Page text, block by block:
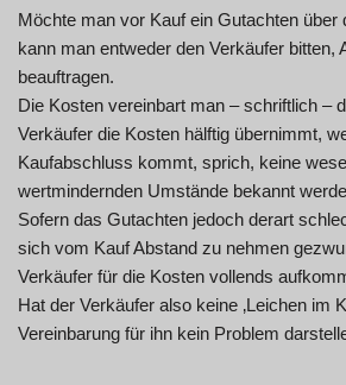
Möchte man vor Kauf ein Gutachten über
kann man entweder den Verkäufer bitten,
beauftragen.
Die Kosten vereinbart man – schriftlich –
Verkäufer die Kosten hälftig übernimmt,
Kaufabschluss kommt, sprich, keine
wertmindernden Umstände bekannt
Sofern das Gutachten jedoch derart
sich vom Kauf Abstand zu nehmen
Verkäufer für die Kosten vollends
Hat der Verkäufer also keine ‚Leichen im
Vereinbarung für ihn kein Problem